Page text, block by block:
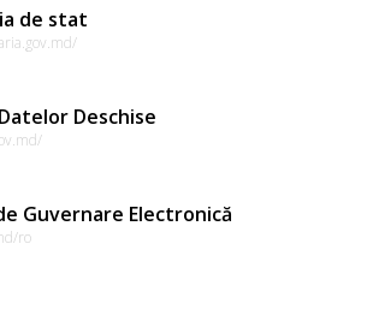
de stat
Deschise
Guvernare Electronică
ro